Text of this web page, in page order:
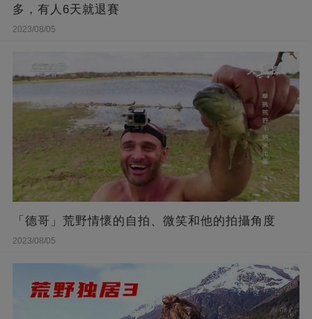
多，有人6天就退賽
2023/08/05
「德哥」荒野情懷的自拍、微笑和他的拍攝角度
2023/08/05